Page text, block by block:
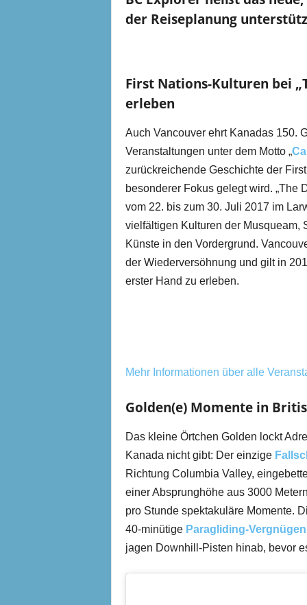
der Reiseplanung
First Nations-Kulturen bei
erleben
Auch Vancouver ehrt Kanadas 150.
Veranstaltungen unter dem Motto „
zurückreichende Geschichte der
besonderer Fokus gelegt wird. „The
vom 22. bis zum 30. Juli 2017 im
vielfältigen Kulturen der Musqueam,
Künste in den Vordergrund.
der Wiederversöhnung und gilt in
erster Hand zu erleben.
Mehr Informationen über alle
Golden(e) Momente in
Das kleine Örtchen Golden lockt
Kanada nicht gibt: Der einzige
Richtung Columbia Valley,
einer Absprunghöhe aus 3000
pro Stunde spektakuläre Momente.
40-minütige Paragliding-Vergnügen
jagen Downhill-Pisten hinab, bevor